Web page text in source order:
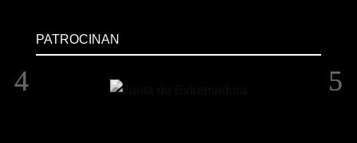
PATROCINAN